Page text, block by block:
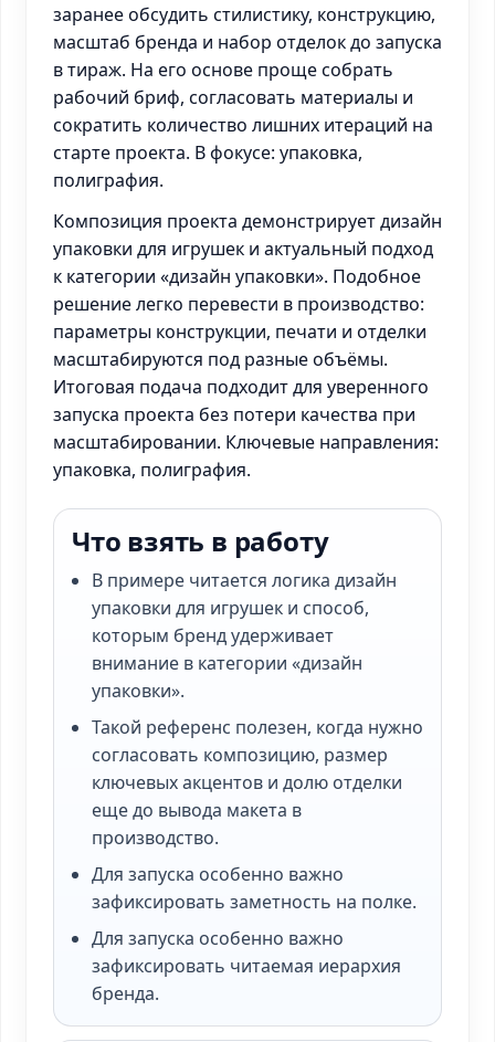
заранее обсудить стилистику, конструкцию,
масштаб бренда и набор отделок до запуска
в тираж. На его основе проще собрать
рабочий бриф, согласовать материалы и
сократить количество лишних итераций на
старте проекта. В фокусе: упаковка,
полиграфия.
Композиция проекта демонстрирует дизайн
упаковки для игрушек и актуальный подход
к категории «дизайн упаковки». Подобное
решение легко перевести в производство:
параметры конструкции, печати и отделки
масштабируются под разные объёмы.
Итоговая подача подходит для уверенного
запуска проекта без потери качества при
масштабировании. Ключевые направления:
упаковка, полиграфия.
Что взять в работу
В примере читается логика дизайн
упаковки для игрушек и способ,
которым бренд удерживает
внимание в категории «дизайн
упаковки».
Такой референс полезен, когда нужно
согласовать композицию, размер
ключевых акцентов и долю отделки
еще до вывода макета в
производство.
Для запуска особенно важно
зафиксировать заметность на полке.
Для запуска особенно важно
зафиксировать читаемая иерархия
бренда.